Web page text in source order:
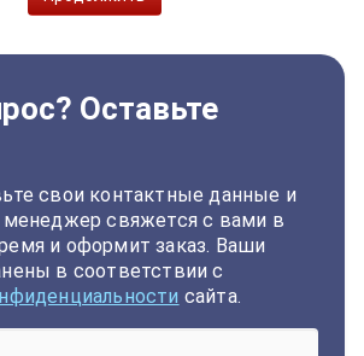
Оставьте
свои контактные данные и
свяжется с вами в
и оформит заказ. Ваши
в соответствии с
сайта.